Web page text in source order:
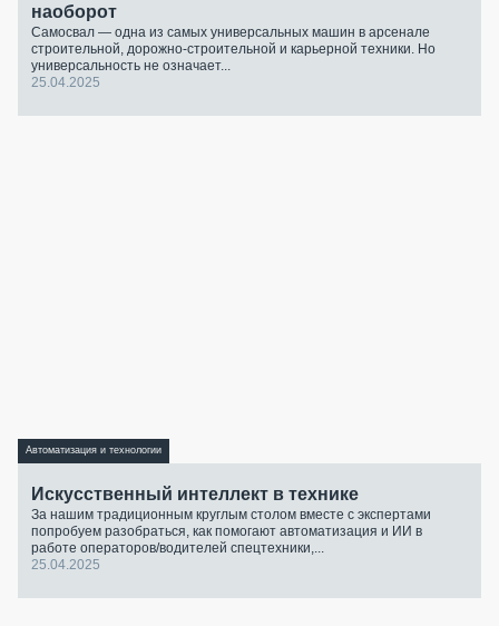
наоборот
Самосвал — одна из самых универсальных машин в арсенале
строительной, дорожно-строительной и карьерной техники. Но
универсальность не означает...
25.04.2025
Автоматизация и технологии
Искусственный интеллект в технике
За нашим традиционным круглым столом вместе с экспертами
попробуем разобраться, как помогают автоматизация и ИИ в
работе операторов/водителей спецтехники,...
25.04.2025